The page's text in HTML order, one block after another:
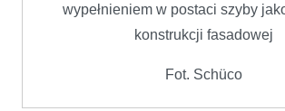
wypełnieniem w postaci szyby
konstrukcji fasadowej
Fot. Schüco